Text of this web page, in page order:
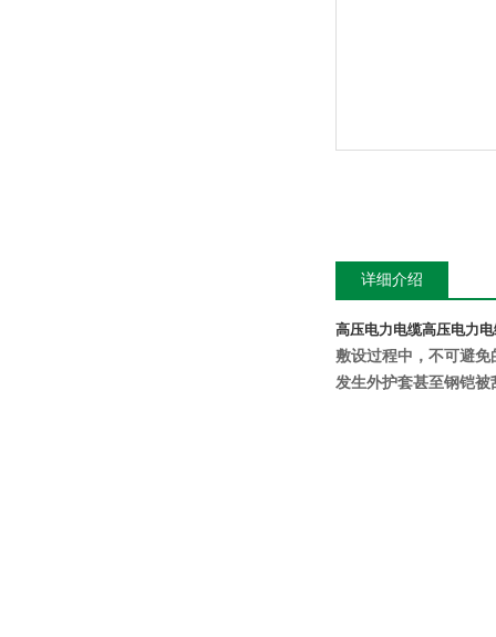
详细介绍
高压电力电缆高压电力
敷设过程中，不可避
发生外护套甚至钢铠